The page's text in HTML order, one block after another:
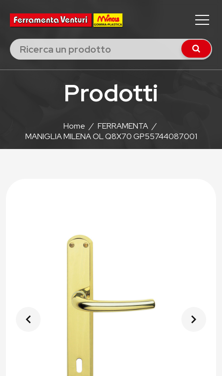
Prodotti
Home / FERRAMENTA /
MANIGLIA MILENA OL Q8X70 GP55744087001